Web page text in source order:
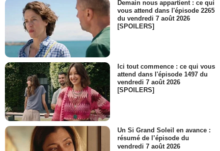
Demain nous appartient : ce qui
vous attend dans l'épisode 2265
du vendredi 7 août 2026
[SPOILERS]
Ici tout commence : ce qui vous
attend dans l'épisode 1497 du
vendredi 7 août 2026
[SPOILERS]
Un Si Grand Soleil en avance :
résumé de l’épisode du
vendredi 7 août 2026